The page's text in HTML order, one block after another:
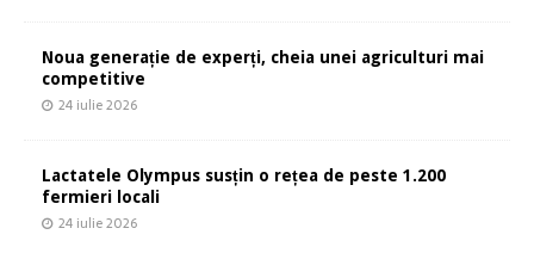
Noua generație de experți, cheia unei agriculturi mai
competitive
24 iulie 2026
Lactatele Olympus susțin o rețea de peste 1.200
fermieri locali
24 iulie 2026